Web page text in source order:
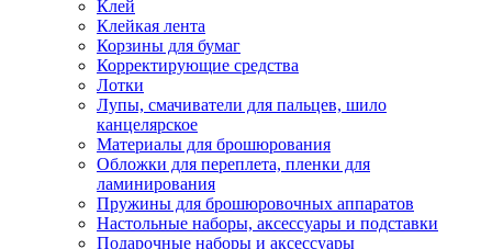
Клей
Клейкая лента
Корзины для бумаг
Корректирующие средства
Лотки
Лупы, смачиватели для пальцев, шило
канцелярское
Материалы для брошюрования
Обложки для переплета, пленки для
ламинирования
Пружины для брошюровочных аппаратов
Настольные наборы, аксессуары и подставки
Подарочные наборы и аксессуары